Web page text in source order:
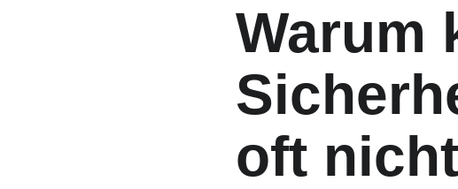
Warum
oft